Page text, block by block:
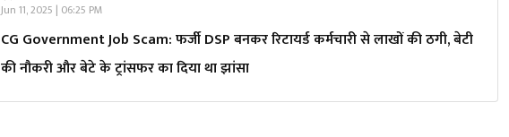
Jun 11, 2025 | 06:25 PM
CG Government Job Scam: फर्जी DSP बनकर रिटायर्ड कर्मचारी से लाखों की ठगी, बेटी
की नौकरी और बेटे के ट्रांसफर का दिया था झांसा